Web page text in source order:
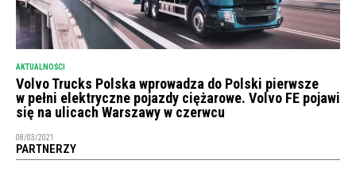
AKTUALNOŚCI
Volvo Trucks Polska wprowadza do Polski pierwsze
w pełni elektryczne pojazdy ciężarowe. Volvo FE pojawi
się na ulicach Warszawy w czerwcu
08/03/2021
PARTNERZY